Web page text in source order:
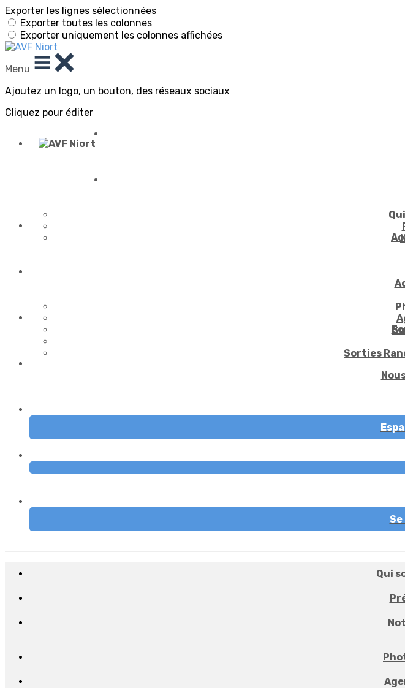
Exporter les lignes sélectionnées
Exporter toutes les colonnes
Exporter uniquement les colonnes affichées
Menu
Ajoutez un logo, un bouton, des réseaux sociaux
Cliquez pour éditer
Sorties
Qui